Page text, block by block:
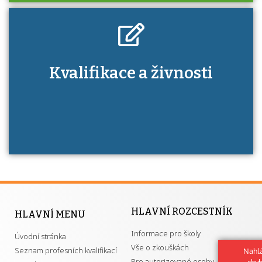
Kdo je to autorizovaná osoba a jaké výhody
má získání autorizace?
Kvalifikace a živnosti
HLAVNÍ MENU
Úvodní stránka
Seznam profesních kvalifikací
HLAVNÍ ROZCESTNÍK
Informace pro školy
Vše o zkouškách